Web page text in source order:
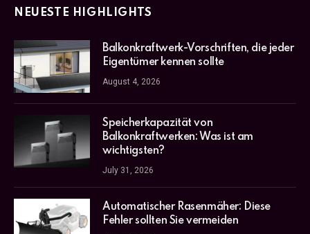
NEUESTE HIGHLIGHTS
Balkonkraftwerk-Vorschriften, die jeder
Eigentümer kennen sollte
August 4, 2026
Speicherkapazität von
Balkonkraftwerken: Was ist am
wichtigsten?
July 31, 2026
Automatischer Rasenmäher: Diese
Fehler sollten Sie vermeiden